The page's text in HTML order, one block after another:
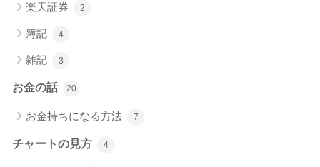
楽天証券 2
簿記 4
雑記 3
お金の話 20
お金持ちになる方法 7
チャートの見方 4